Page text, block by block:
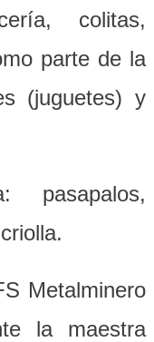
colitas,
parte de la
(juguetes) y
pasapalos,
Metalminero
la maestra